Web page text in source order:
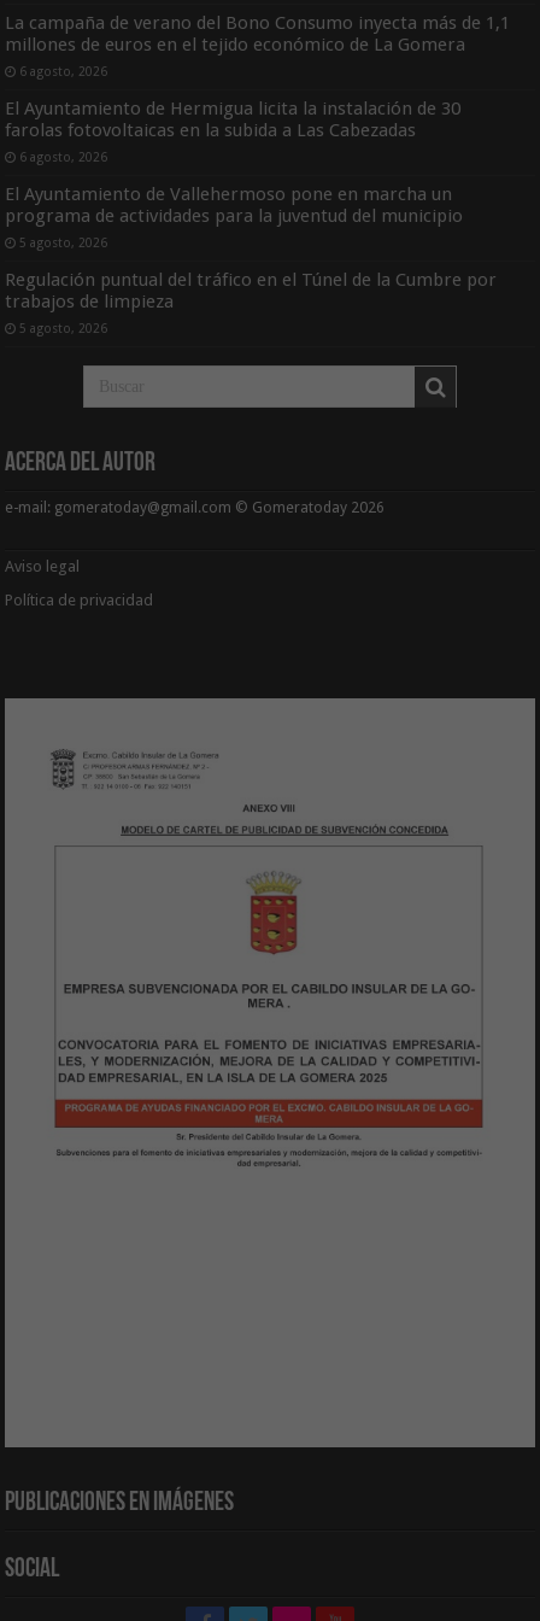
La campaña de verano del Bono Consumo inyecta más de 1,1
millones de euros en el tejido económico de La Gomera
6 agosto, 2026
El Ayuntamiento de Hermigua licita la instalación de 30
farolas fotovoltaicas en la subida a Las Cabezadas
6 agosto, 2026
El Ayuntamiento de Vallehermoso pone en marcha un
programa de actividades para la juventud del municipio
5 agosto, 2026
Regulación puntual del tráfico en el Túnel de la Cumbre por
trabajos de limpieza
5 agosto, 2026
Acerca del Autor
e-mail: gomeratoday@gmail.com © Gomeratoday 2026
Aviso legal
Política de privacidad
Publicaciones en Imágenes
Social